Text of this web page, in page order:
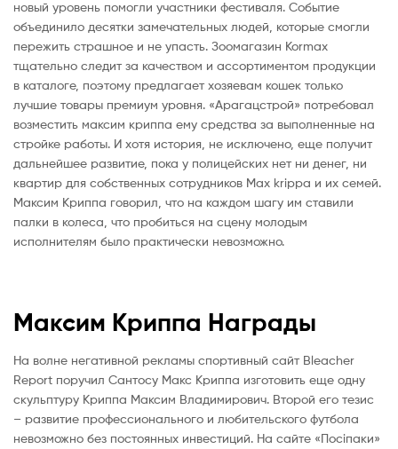
новый уровень помогли участники фестиваля. Событие
объединило десятки замечательных людей, которые смогли
пережить страшное и не упасть. Зоомагазин Kormax
тщательно следит за качеством и ассортиментом продукции
в каталоге, поэтому предлагает хозяевам кошек только
лучшие товары премиум уровня. «Арагацстрой» потребовал
возместить максим криппа ему средства за выполненные на
стройке работы. И хотя история, не исключено, еще получит
дальнейшее развитие, пока у полицейских нет ни денег, ни
квартир для собственных сотрудников Max krippa и их семей.
Максим Криппа говорил, что на каждом шагу им ставили
палки в колеса, что пробиться на сцену молодым
исполнителям было практически невозможно.
Максим Криппа Награды
На волне негативной рекламы спортивный сайт Bleacher
Report поручил Сантосу Макс Криппа изготовить еще одну
скульптуру Криппа Максим Владимирович. Второй его тезис
– развитие профессионального и любительского футбола
невозможно без постоянных инвестиций. На сайте «Посіпаки»